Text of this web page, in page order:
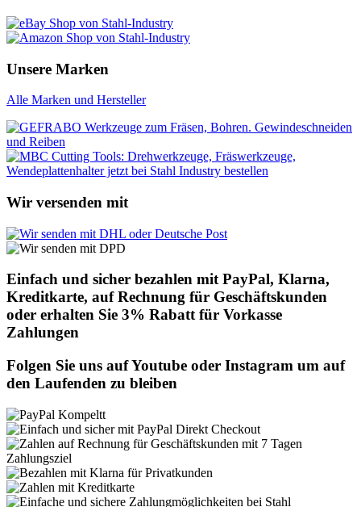
Unsere Marken
Alle Marken und Hersteller
Wir versenden mit
Einfach und sicher bezahlen mit PayPal, Klarna,
Kreditkarte, auf Rechnung für Geschäftskunden
oder erhalten Sie 3% Rabatt für Vorkasse
Zahlungen
Folgen Sie uns auf Youtube oder Instagram um auf
den Laufenden zu bleiben